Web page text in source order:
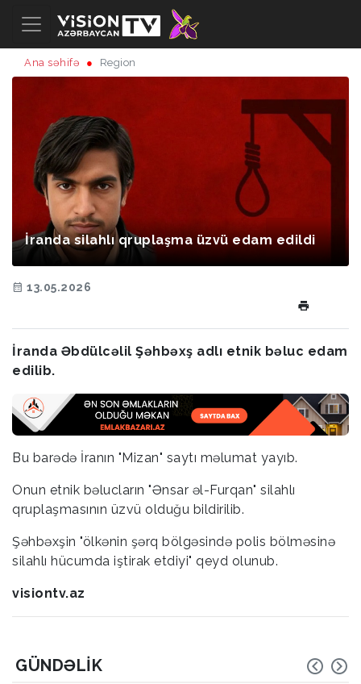
Ana səhifə Region
İranda silahlı qruplaşma üzvü edam edildi
13.05.2026
İranda Əbdülcəlil Şəhbəxş adlı etnik bəluc edam
edilib.
Bu barədə İranın "Mizan" saytı məlumat yayıb.
Onun etnik bəlucların "Ənsar əl-Furqan" silahlı
qruplaşmasının üzvü olduğu bildirilib.
Şəhbəxşin "ölkənin şərq bölgəsində polis bölməsinə
silahlı hücumda iştirak etdiyi" qeyd olunub.
visiontv.az
GÜNDƏLIK